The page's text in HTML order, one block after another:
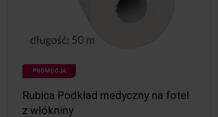
PROMOCJA
Rubica Podkład medyczny na fotel
z włókniny